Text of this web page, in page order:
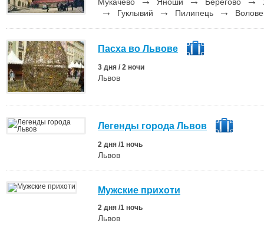
→ Гуклывий → Пилипець →
Пасха во Львове
3 дня / 2 ночи
Львов
Легенды города Львов
2 дня /1 ночь
Львов
Мужские прихоти
2 дня /1 ночь
Львов